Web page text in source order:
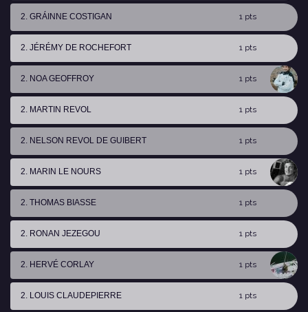
2. GRÁINNE COSTIGAN 1 pts
2. JÉRÉMY DE ROCHEFORT 1 pts
2. NOA GEOFFROY 1 pts
2. MARTIN REVOL 1 pts
2. NELSON REVOL DE GUIBERT 1 pts
2. MARIN LE NOURS 1 pts
2. THOMAS BIASSE 1 pts
2. RONAN JEZEGOU 1 pts
2. HERVÉ CORLAY 1 pts
2. LOUIS CLAUDEPIERRE 1 pts